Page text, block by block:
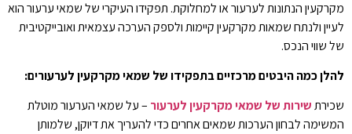
מקרקעין הנתונות לערעור או למחלוקת. תפקידו העיקרי של שמאי ערעור הוא
לעיין ולנתח שמאות מקרקעין קיימות ולספק הערכה עצמאית ואובייקטיבית
של שווי הנכס.
להלן כמה היבטים מרכזיים בתפקידו של שמאי מקרקעין לערעורים:
שכירתשירות של שמאי מקרקעין לערעור – על שמאי הערעור מוטלת
המשימה לבחון הערכות שמאים אחרים כדי להעריך את דיוקן, שלמותן